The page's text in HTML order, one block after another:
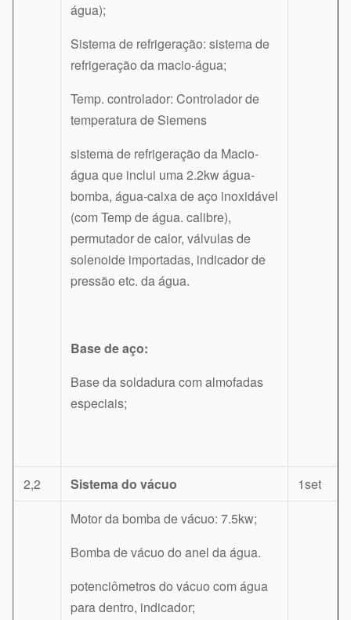
água);
Sistema de refrigeração: sistema de
refrigeração da macio-água;
Temp. controlador: Controlador de
temperatura de Siemens
sistema de refrigeração da Macio-
água que inclui uma 2.2kw água-
bomba, água-caixa de aço inoxidável
(com Temp de água. calibre),
permutador de calor, válvulas de
solenoide importadas, indicador de
pressão etc. da água.
Base de aço:
Base da soldadura com almofadas
especiais;
2,2 Sistema do vácuo
1set
Motor da bomba de vácuo: 7.5kw;
Bomba de vácuo do anel da água.
potenciômetros do vácuo com água
para dentro, indicador;